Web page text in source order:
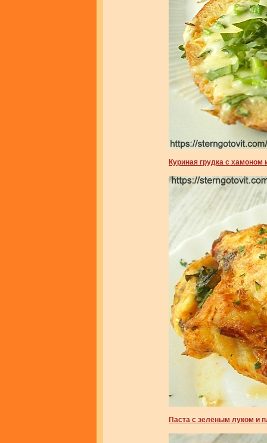
Куриная грудка с хамоном
Паста с зелёным луком и